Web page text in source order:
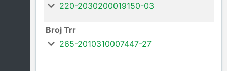
220-2030200019150-03
Broj Trr
265-2010310007447-27